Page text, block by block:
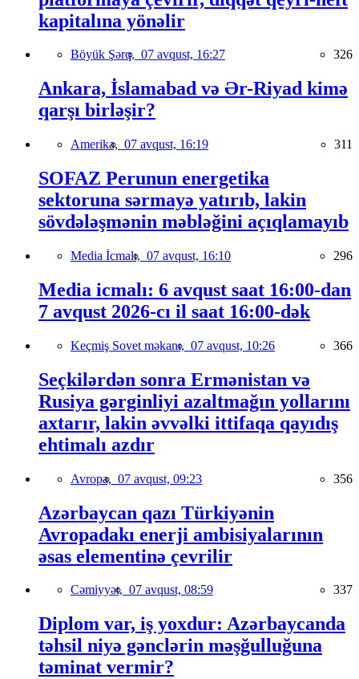
kapitalına yönəlir
Böyük Şərq, 07 avqust, 16:27 326
Ankara, İslamabad və Ər-Riyad kimə
qarşı birləşir?
Amerika, 07 avqust, 16:19 311
SOFAZ Perunun energetika
sektoruna sərmayə yatırıb, lakin
sövdələşmənin məbləğini açıqlamayıb
Media İcmalı, 07 avqust, 16:10 296
Media icmalı: 6 avqust saat 16:00-dan
7 avqust 2026-cı il saat 16:00-dək
Keçmiş Sovet məkanı, 07 avqust, 10:26 366
Seçkilərdən sonra Ermənistan və
Rusiya gərginliyi azaltmağın yollarını
axtarır, lakin əvvəlki ittifaqa qayıdış
ehtimalı azdır
Avropa, 07 avqust, 09:23 356
Azərbaycan qazı Türkiyənin
Avropadakı enerji ambisiyalarının
əsas elementinə çevrilir
Cəmiyyət, 07 avqust, 08:59 337
Diplom var, iş yoxdur: Azərbaycanda
təhsil niyə gənclərin məşğulluğuna
təminat vermir?